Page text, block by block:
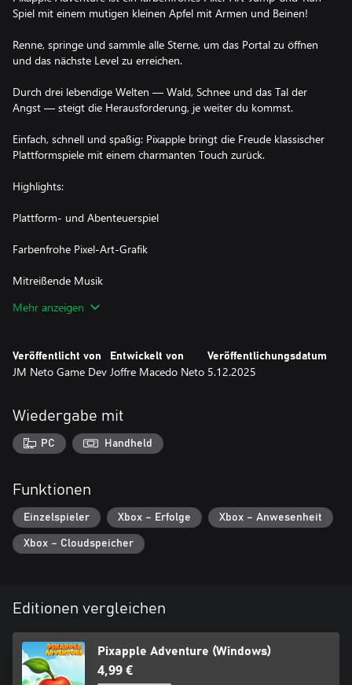
Spiel mit einem mutigen kleinen Apfel mit Armen und Beinen!
Renne, springe und sammle alle Sterne, um das Portal zu öffnen
und das nächste Level zu erreichen.
Durch drei lebendige Welten — Wald, Schnee und das Tal der
Angst — steigt die Herausforderung, je weiter du kommst.
Einfach, schnell und spaßig: Pixapple bringt die Freude klassischer
Plattformspiele mit einem charmanten Touch zurück.
Highlights:
Plattform- und Abenteuerspiel
Farbenfrohe Pixel-Art-Grafik
Mitreißende Musik
Für die ganze Familie
Mehr anzeigen
Veröffentlicht von
JM Neto Game Dev
Entwickelt von
Joffre Macedo Neto
Veröffentlichungsdatum
5.12.2025
Wiedergabe mit
PC Handheld
Funktionen
Einzelspieler Xbox – Erfolge Xbox – Anwesenheit
Xbox – Cloudspeicher
Editionen vergleichen
Pixapple Adventure (Windows)
4,99 €